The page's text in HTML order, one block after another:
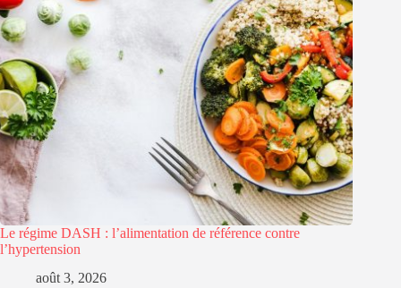
Le régime DASH : l’alimentation de référence contre
l’hypertension
août 3, 2026